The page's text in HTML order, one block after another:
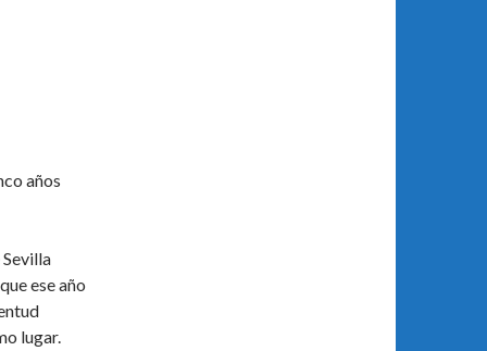
años
ese año
lugar.